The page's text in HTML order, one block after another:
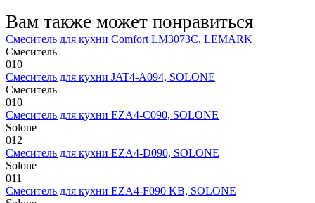
Вам также может понравиться
Смеситель для кухни Comfort LM3073C, LEMARK
Смеситель
010
Смеситель для кухни JAT4-A094, SOLONE
Смеситель
010
Смеситель для кухни EZA4-C090, SOLONE
Solone
012
Смеситель для кухни EZA4-D090, SOLONE
Solone
011
Смеситель для кухни EZA4-F090 KB, SOLONE